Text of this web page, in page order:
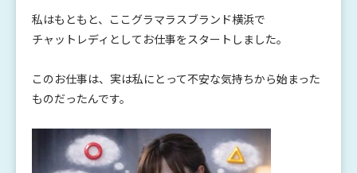
私はもともと、ここグラマラスブランド横浜で
チャットレディとしてお仕事をスタートしました。
このお仕事は、実は私にとって不安な気持ちから始まった
ものだったんです。